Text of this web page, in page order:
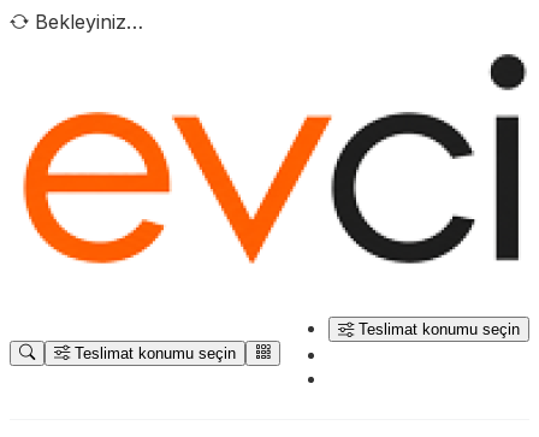
Bekleyiniz…
Teslimat konumu seçin
Teslimat konumu seçin